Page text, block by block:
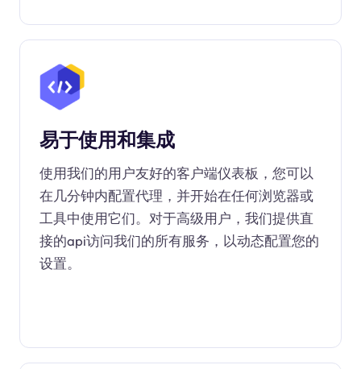
易于使用和集成
使用我们的用户友好的客户端仪表板，您可以
在几分钟内配置代理，并开始在任何浏览器或
工具中使用它们。对于高级用户，我们提供直
接的api访问我们的所有服务，以动态配置您的
设置。